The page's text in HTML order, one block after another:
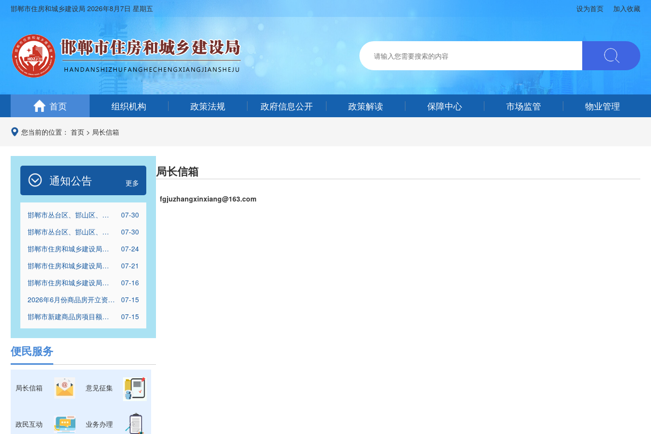
邯郸市住房和城乡建设局 2026年8月7日 星期五 设为首页 加入收藏
首页 组织机构 政策法规 政府信息公开 政策解读 保障中心 市场监管 物业管理
您当前的位置： 首页 > 局长信箱
通知公告 更多
邯郸市丛台区、邯山区、复
房普通批配租结果公示名单
07-30
邯郸市丛台区、邯山区、复
房优先批配租结果公示名单
07-30
邯郸市住房和城乡建设局关
公司等13家建筑业企业资质
核查情况的通报
07-24
邯郸市住房和城乡建设局关
业资质和施工图审查机构资
格“双随机、一公开”联合检查
工作的通知
07-21
邯郸市住房和城乡建设局关
公司等10家建筑业企业资质
核查情况的通报
07-16
2026年6月份商品房开立资金
07-15
邯郸市新建商品房项目额度
内资金拨付明细表（2026年
06月）
07-15
便民服务
局长信箱 意见征集
政民互动 业务办理
局长信箱
fgjuzhangxinxiang@163.com